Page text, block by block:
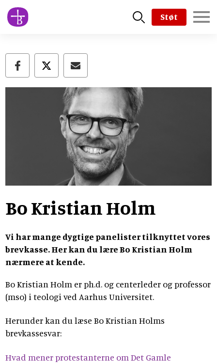
Skip
to
Støt
Bo Kristian Holm
Vi har mange dygtige panelister tilknyttet vores
brevkasse. Her kan du lære Bo Kristian Holm
nærmere at kende.
Bo Kristian Holm er ph.d. og centerleder og professor
(mso) i teologi ved Aarhus Universitet.
Herunder kan du læse Bo Kristian Holms
brevkassesvar:
Hvad mener protestanterne om Det Gamle